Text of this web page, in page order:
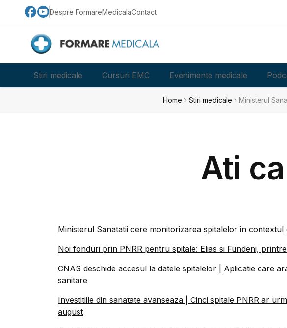
Despre FormareMedicalaContact
Stiri medicale Cursuri EMC Evenimente medicale
Home Stiri medicale Ministerul
Ati
Ministerul Sanatatii cere monitorizarea spitalelor in contextul
Noi fonduri prin PNRR pentru spitale: Elias si Fundeni,
CNAS deschide accesul la datele spitalelor | Aplicatie care
sanitare
Investitiile din sanatate avanseaza | Cinci spitale PNRR ar
august